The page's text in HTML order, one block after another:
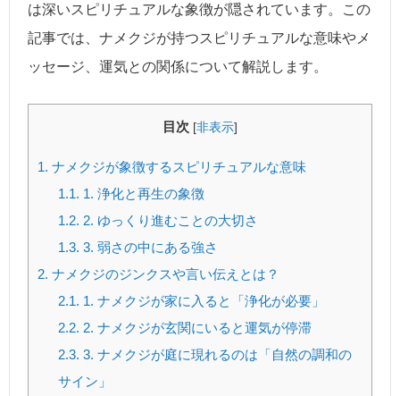
は深いスピリチュアルな象徴が隠されています。この
記事では、ナメクジが持つスピリチュアルな意味やメ
ッセージ、運気との関係について解説します。
目次 [非表示]
1. ナメクジが象徴するスピリチュアルな意味
1.1. 1. 浄化と再生の象徴
1.2. 2. ゆっくり進むことの大切さ
1.3. 3. 弱さの中にある強さ
2. ナメクジのジンクスや言い伝えとは？
2.1. 1. ナメクジが家に入ると「浄化が必要」
2.2. 2. ナメクジが玄関にいると運気が停滞
2.3. 3. ナメクジが庭に現れるのは「自然の調和の
サイン」